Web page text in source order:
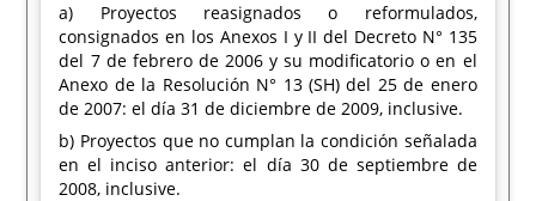
a) Proyectos reasignados o reformulados,
consignados en los Anexos I y II del Decreto N° 135
del 7 de febrero de 2006 y su modificatorio o en el
Anexo de la Resolución N° 13 (SH) del 25 de enero
de 2007: el día 31 de diciembre de 2009, inclusive.
b) Proyectos que no cumplan la condición señalada
en el inciso anterior: el día 30 de septiembre de
2008, inclusive.